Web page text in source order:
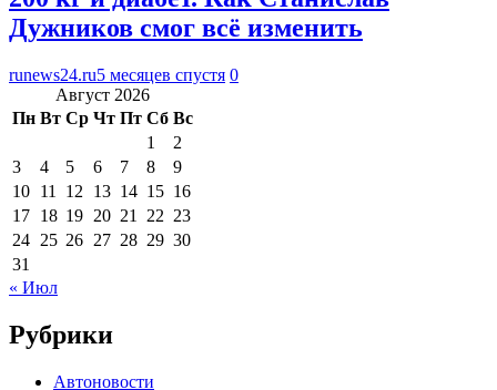
Дужников смог всё изменить
runews24.ru5 месяцев спустя 0
Август 2026
Пн Вт Ср Чт Пт Сб Вс
1
2
3
4 5 6 7 8
9
10 11 12 13 14 15 16
17 18 19 20 21 22 23
24 25 26 27 28 29 30
31
« Июл
Рубрики
Автоновости